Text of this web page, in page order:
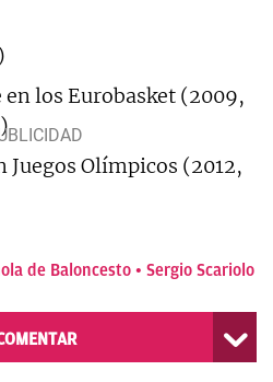
en los Eurobasket (2009,
Juegos Olímpicos (2012,
de Baloncesto Sergio Scariolo